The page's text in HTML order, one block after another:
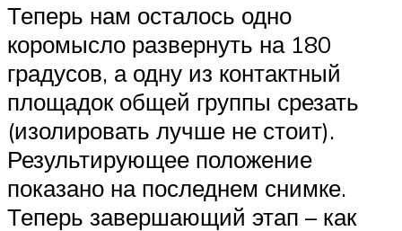
Теперь нам осталось одно
коромысло развернуть на 180
градусов, а одну из контактный
площадок общей группы срезать
(изолировать лучше не стоит).
Результирующее положение
показано на последнем снимке.
Теперь завершающий этап – как